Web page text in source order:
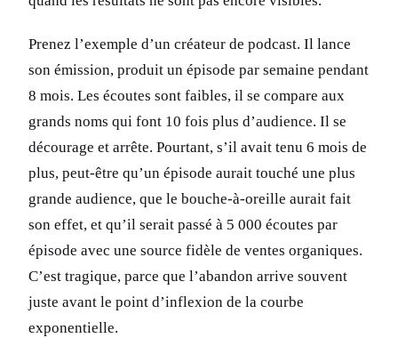
Prenez l’exemple d’un créateur de podcast. Il lance
son émission, produit un épisode par semaine pendant
8 mois. Les écoutes sont faibles, il se compare aux
grands noms qui font 10 fois plus d’audience. Il se
décourage et arrête. Pourtant, s’il avait tenu 6 mois de
plus, peut-être qu’un épisode aurait touché une plus
grande audience, que le bouche-à-oreille aurait fait
son effet, et qu’il serait passé à 5 000 écoutes par
épisode avec une source fidèle de ventes organiques.
C’est tragique, parce que l’abandon arrive souvent
juste avant le point d’inflexion de la courbe
exponentielle.